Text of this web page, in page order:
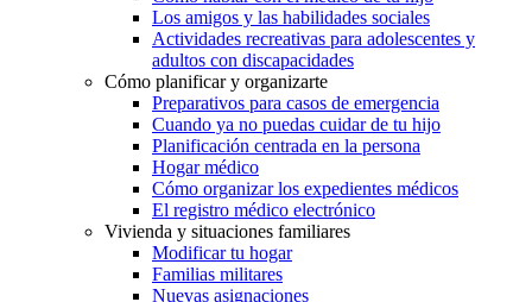
Los amigos y las habilidades sociales
Actividades recreativas para adolescentes y
adultos con discapacidades
Cómo planificar y organizarte
Preparativos para casos de emergencia
Cuando ya no puedas cuidar de tu hijo
Planificación centrada en la persona
Hogar médico
Cómo organizar los expedientes médicos
El registro médico electrónico
Vivienda y situaciones familiares
Modificar tu hogar
Familias militares
Nuevas asignaciones